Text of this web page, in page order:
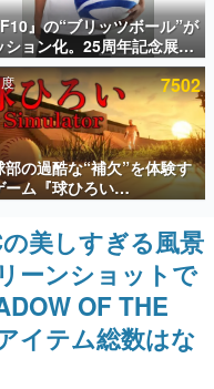
ジビュー数万以上！ などな
電ファミ渾身の“殿堂入り”記
々に製作時のエピソードをお
ーム）とは何か？を探ってい
。『赫本』は、〈試験問題〉
す。
』の“ブリッツボール”が
ション化。25周年記念展
FANTASY X
幻光の記憶-」のグッ
報が一部公開
7502
部の過酷な“補欠”を体験す
ーム『球ひろい
』が「1件」のウィッ
リストをもとにチェコ語に
しSNSで話題に。『キング
・カム』開発元やチェコの
野球選手から称賛の声
美しすぎる風景
ーンショットで
OF THE
イテム総数はな